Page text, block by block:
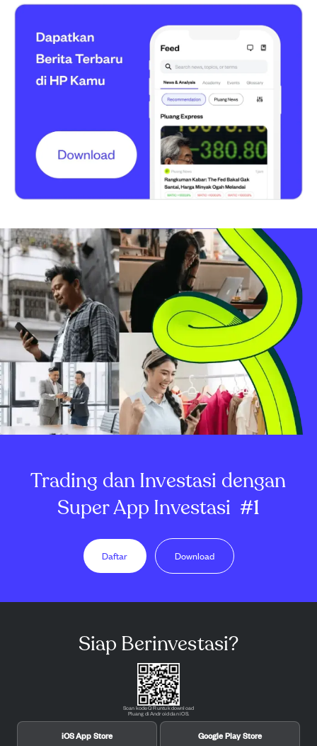
Trading dan Investasi dengan
Super App Investasi #1
Daftar Download
Siap Berinvestasi?
Scan kode QR untuk download
Pluang di Android dan iOS.
iOS App Store Google Play Store